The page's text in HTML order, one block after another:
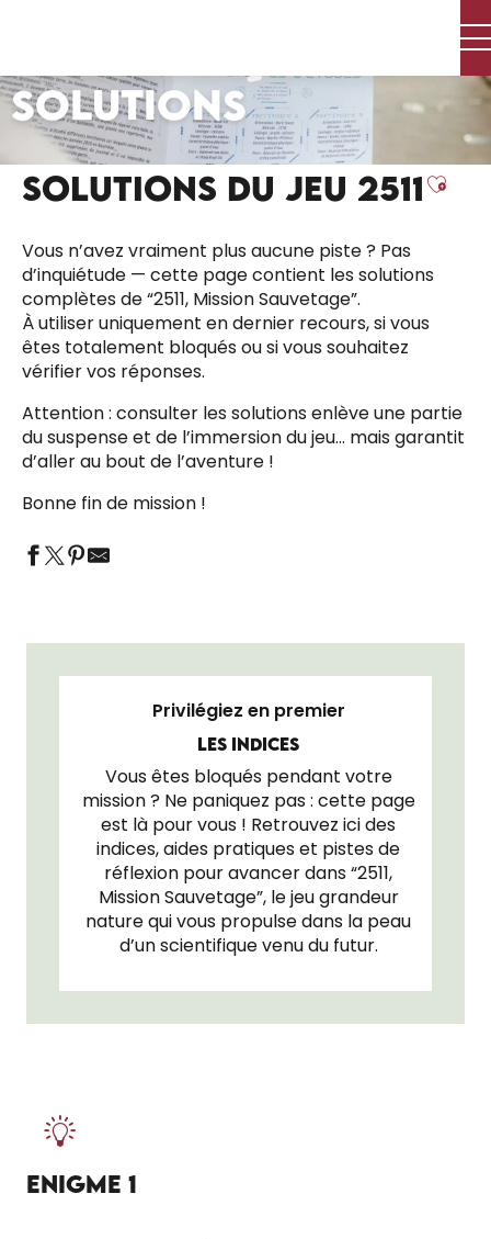
principal
SOLUTIONS
SOLUTIONS DU JEU 2511
Vous n’avez vraiment plus aucune piste ? Pas
d’inquiétude — cette page contient les solutions
complètes de “2511, Mission Sauvetage”.
À utiliser uniquement en dernier recours, si vous
êtes totalement bloqués ou si vous souhaitez
vérifier vos réponses.
Attention : consulter les solutions enlève une partie
du suspense et de l’immersion du jeu… mais garantit
d’aller au bout de l’aventure !
Bonne fin de mission !
Privilégiez en premier
LES INDICES
Vous êtes bloqués pendant votre
mission ? Ne paniquez pas : cette page
est là pour vous ! Retrouvez ici des
indices, aides pratiques et pistes de
réflexion pour avancer dans “2511,
Mission Sauvetage”, le jeu grandeur
nature qui vous propulse dans la peau
d’un scientifique venu du futur.
ENIGME 1